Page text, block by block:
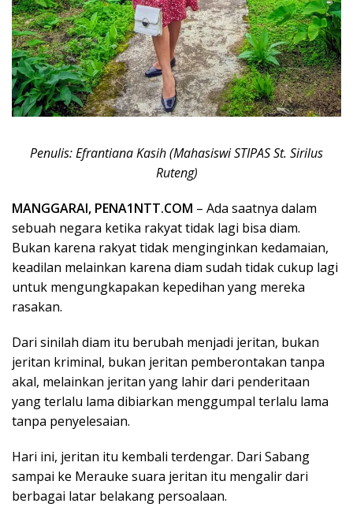
Penulis: Efrantiana Kasih (Mahasiswi STIPAS St. Sirilus
Ruteng)
MANGGARAI, PENA1NTT.COM – Ada saatnya dalam
sebuah negara ketika rakyat tidak lagi bisa diam.
Bukan karena rakyat tidak menginginkan kedamaian,
keadilan melainkan karena diam sudah tidak cukup lagi
untuk mengungkapakan kepedihan yang mereka
rasakan.
Dari sinilah diam itu berubah menjadi jeritan, bukan
jeritan kriminal, bukan jeritan pemberontakan tanpa
akal, melainkan jeritan yang lahir dari penderitaan
yang terlalu lama dibiarkan menggumpal terlalu lama
tanpa penyelesaian.
Hari ini, jeritan itu kembali terdengar. Dari Sabang
sampai ke Merauke suara jeritan itu mengalir dari
berbagai latar belakang persoalaan.